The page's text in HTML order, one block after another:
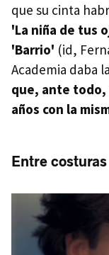
que su cinta
'La niña de tus
'Barrio' (id,
Academia daba
que, ante todo,
años con la
Entre costuras